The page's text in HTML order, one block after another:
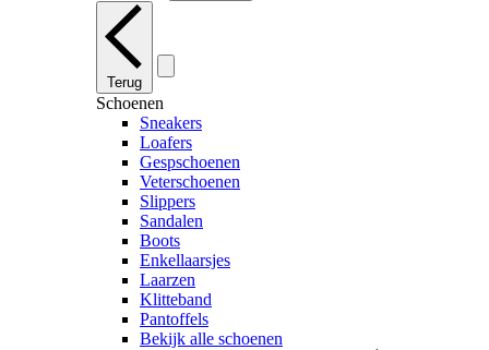
Terug
Schoenen
Sneakers
Loafers
Gespschoenen
Veterschoenen
Slippers
Sandalen
Boots
Enkellaarsjes
Laarzen
Klitteband
Pantoffels
Bekijk alle schoenen